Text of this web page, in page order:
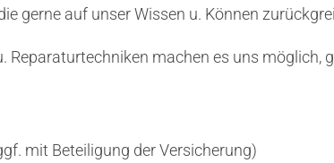
gerne auf unser Wissen u. Können
Reparaturtechniken machen es uns möglich,
mit Beteiligung der Versicherung)